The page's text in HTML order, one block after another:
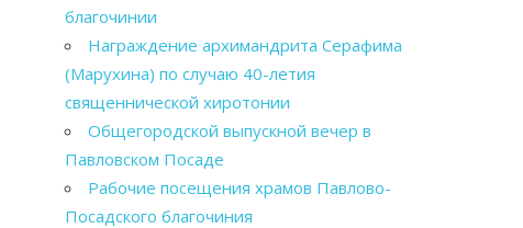
благочинии
Награждение архимандрита Серафима
(Марухина) по случаю 40-летия
священнической хиротонии
Общегородской выпускной вечер в
Павловском Посаде
Рабочие посещения храмов Павлово-
Посадского благочиния